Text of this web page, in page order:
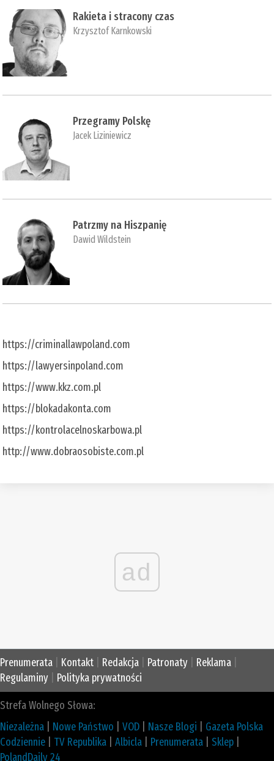
Rakieta i stracony czas
Krzysztof Karnkowski
Przegramy Polskę
Jacek Liziniewicz
Patrzmy na Hiszpanię
Dawid Wildstein
https://criminallawpoland.com
https://lawyersinpoland.com
https://www.kkz.com.pl
https://blokadakonta.com
https://kontrolacelnoskarbowa.pl
http://www.dobraosobiste.com.pl
ad
Prenumerata Kontakt Redakcja Patronaty Reklama
Regulaminy
Polityka prywatności
Strefa Wolnego Słowa:
Niezależna
Nowe Państwo VOD Nasze Blogi
Gazeta Polska
Codziennie
TV Republika Albicla Prenumerata Sklep
PolandDaily 24